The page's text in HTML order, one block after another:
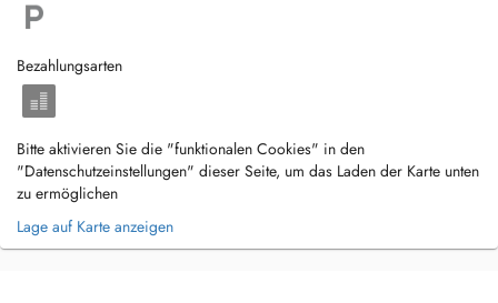
Bezahlungsarten
Bitte aktivieren Sie die "funktionalen Cookies" in den
"Datenschutzeinstellungen" dieser Seite, um das Laden der Karte unten
zu ermöglichen
Lage auf Karte anzeigen